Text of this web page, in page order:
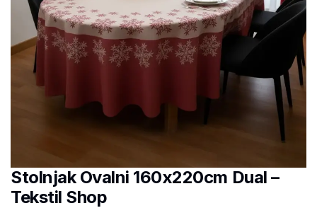
Stolnjak Ovalni 160x220cm Dual –
Tekstil Shop